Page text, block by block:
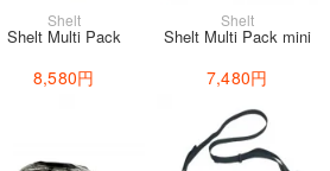
Shelt
Shelt Multi Pack
8,580円
Shelt
Shelt Multi Pack mini
7,480円